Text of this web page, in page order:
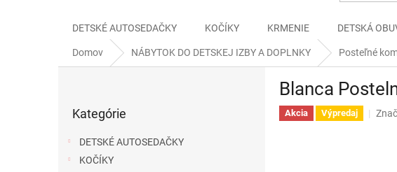
DETSKÉ AUTOSEDAČKY KOČÍKY KRMENIE DETSKÁ
Domov NÁBYTOK DO DETSKEJ IZBY A DOPLNKY Posteľné
kategórie
Kategórie
DETSKÉ AUTOSEDAČKY
KOČÍKY
Blanca
Akcia Výpredaj